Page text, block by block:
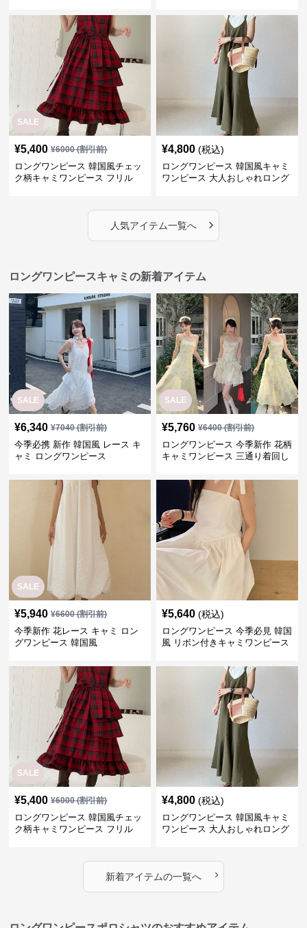
SALE
¥5,400 ¥6000(割引前)
ロングワンピース 韓国風チェッ
ク柄キャミワンピース フリル
¥4,800 (税込)
ロングワンピース 韓国風キャミ
ワンピース 大人おしゃれロング
人気アイテム一覧へ ›
ロングワンピースキャミの新着アイテム
SALE
¥6,340 ¥7040(割引前)
今季必携 新作 韓国風 レース キ
ャミ ロングワンピース
SALE
¥5,760 ¥6400(割引前)
ロングワンピース 今季新作 花柄
キャミワンピース 三通り着回し
SALE
¥5,940 ¥6600(割引前)
今季新作 花レース キャミ ロン
グワンピース 韓国風
¥5,640 (税込)
ロングワンピース 今季必見 韓国
風 リボン付きキャミワンピース
SALE
¥5,400 ¥6000(割引前)
ロングワンピース 韓国風チェッ
ク柄キャミワンピース フリル
¥4,800 (税込)
ロングワンピース 韓国風キャミ
ワンピース 大人おしゃれロング
新着アイテムの一覧へ ›